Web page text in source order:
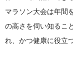
マラソン大会は年間
の高さを伺い知るこ
れ、かつ健康に役立